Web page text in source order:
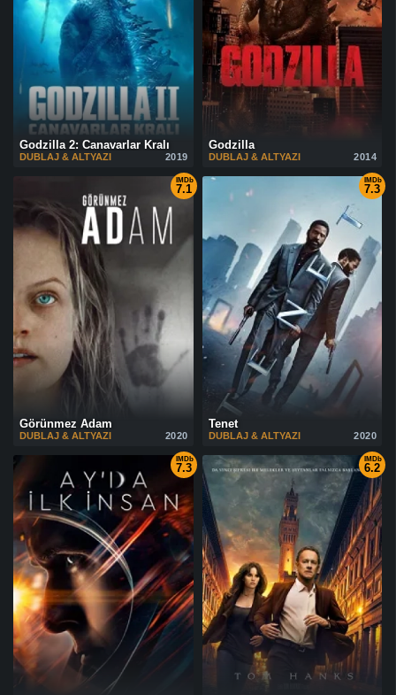
Godzilla 2: Canavarlar Kralı
2019
DUBLAJ & ALTYAZI
Godzilla
2014
DUBLAJ & ALTYAZI
IMDb
7.1
Görünmez Adam
2020
DUBLAJ & ALTYAZI
IMDb
7.3
Tenet
2020
DUBLAJ & ALTYAZI
IMDb
7.3
IMDb
6.2